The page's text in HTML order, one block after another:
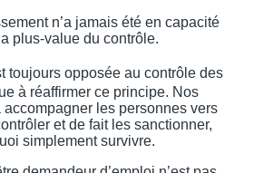
n’a jamais été en capacité
plus-value du contrôle.
toujours opposée au contrôle des
à réaffirmer ce principe. Nos
accompagner les personnes vers
et de fait les sanctionner,
simplement survivre.